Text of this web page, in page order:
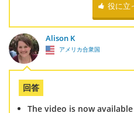
役に立
Alison K
アメリカ合衆国
回答
The video is now